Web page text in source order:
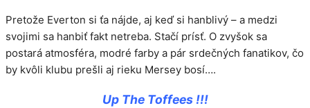
Pretože Everton si ťa nájde, aj keď si hanblivý – a medzi
svojimi sa hanbiť fakt netreba. Stačí prísť. O zvyšok sa
postará atmosféra, modré farby a pár srdečných fanatikov, čo
by kvôli klubu prešli aj rieku Mersey bosí….
Up The Toffees !!!